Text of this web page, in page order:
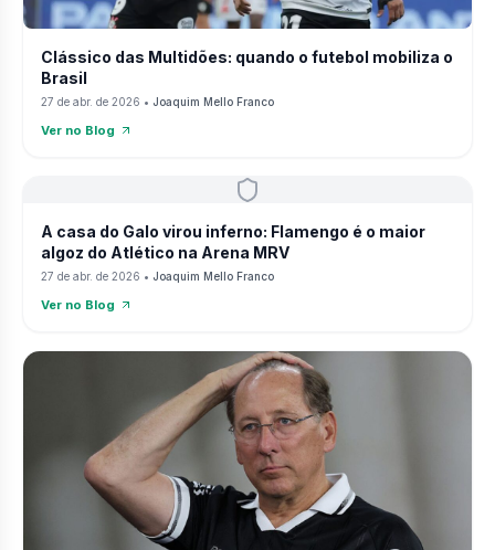
Clássico das Multidões: quando o futebol mobiliza o
Brasil
27 de abr. de 2026 • Joaquim Mello Franco
Ver no Blog
A casa do Galo virou inferno: Flamengo é o maior
algoz do Atlético na Arena MRV
27 de abr. de 2026 • Joaquim Mello Franco
Ver no Blog